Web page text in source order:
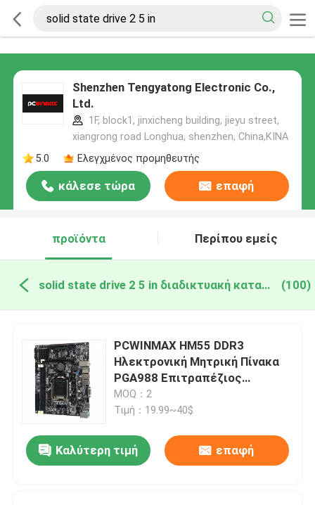
Shenzhen Tengyatong Electronic Co.,
Ltd.
1F, block1, jinxicheng building, jieyu street,
xiangrong road Longhua, shenzhen, China,ΚΙΝΑ
5.0
Ελεγχμένος προμηθευτής
κάλεσε τώρα επαφή
προϊόντα Περίπου εμείς
solid state drive 2 5 in διαδικτυακή κατασκευή (100)
PCWINMAX HM55 DDR3
Ηλεκτρονική Μητρική Πίνακα
PGA988 Επιτραπέζιος
Ηλεκτρονικός Υπολογιστής
Micro ATX Υποστήριξη OEM
MOQ：2
Τιμή：19.99~40$
Καλύτερη τιμή επαφή